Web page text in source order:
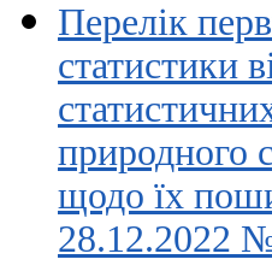
Перелік
статистики
природного
щодо їх
28.12.2022